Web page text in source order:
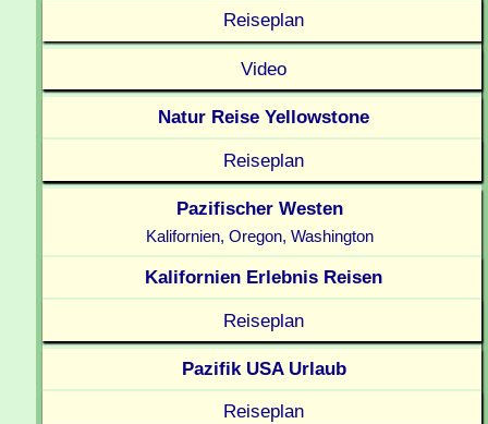
Reiseplan
Video
Natur Reise Yellowstone
Reiseplan
Pazifischer Westen
Kalifornien, Oregon, Washington
Kalifornien Erlebnis Reisen
Reiseplan
Pazifik USA Urlaub
Reiseplan